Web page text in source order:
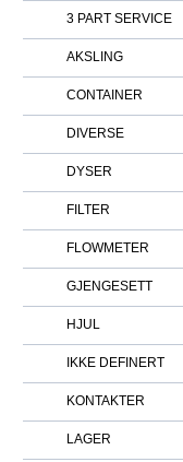
3 PART SERVICE
AKSLING
CONTAINER
DIVERSE
DYSER
FILTER
FLOWMETER
GJENGESETT
HJUL
IKKE DEFINERT
KONTAKTER
LAGER